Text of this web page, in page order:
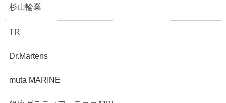
杉山輪業
TR
Dr.Martens
muta MARINE